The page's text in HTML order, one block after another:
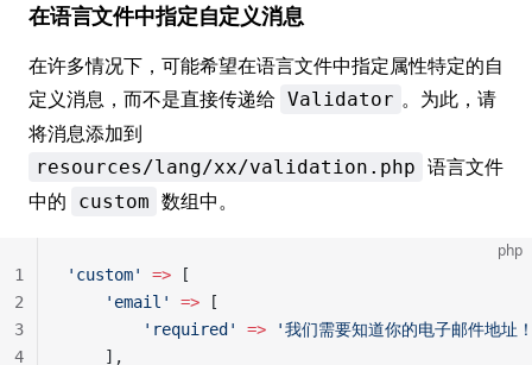
在语言文件中指定自定义消息
在许多情况下，可能希望在语言文件中指定属性特定的自
定义消息，而不是直接传递给 Validator 。为此，请
将消息添加到
resources/lang/xx/validation.php 语言文件
中的
custom 数组中。
php
'custom' => [
    'email'
=> [
        'required'
=> '我们需要知道你的电子邮件地址
    ],
1
2
3
4